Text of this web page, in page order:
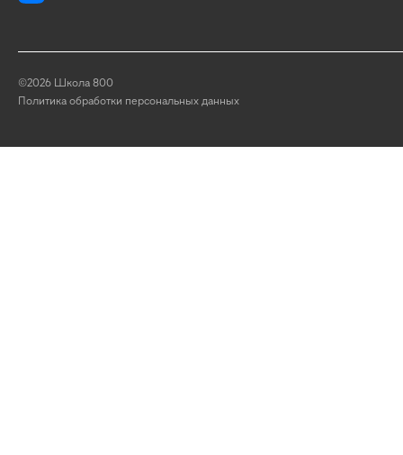
©2026 Школа 800
Политика обработки персональных данных